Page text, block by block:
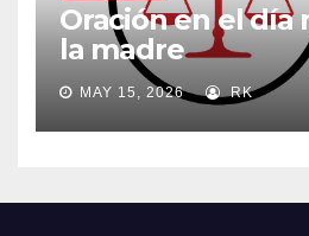
Oración en el día
la madre
MAY 15, 2026 RK